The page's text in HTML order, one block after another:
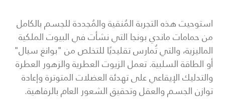
استوحيت هذه التجربة المُنقية والمُجددة للجسم بالكامل
من حمامات ماندي بونجا التي نشأت في البيوت الملكية
الماليزية، والتي تُمارس تقليديًا للتخلص من "بوانغ سيال"
أو الطاقة السلبية. تعمل الزيوت العطرية والزهور العطرة
والتدليك الإيقاعي على تهدئة العضلات المتوترة وإعادة
توازن الجسم والعقل وتحقيق الشعور العام بالرفاهية.